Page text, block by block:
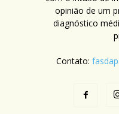
opinião de um
diagnóstico
Contato: